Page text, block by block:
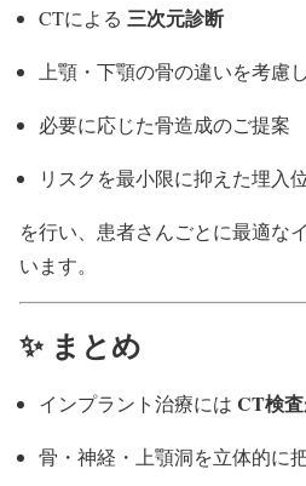
CTによる 三次元診断
上顎・下顎の骨の違いを考慮
必要に応じた骨造成のご提案
リスクを最小限に抑えた埋入
を行い、患者さんごとに最適な
います。
✨ まとめ
インプラント治療には CT検
骨・神経・上顎洞を立体的に